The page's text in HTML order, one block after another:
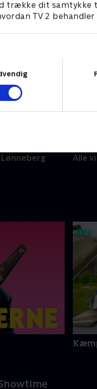
trække dit samtykke
TV 2
Lønneberg Alle